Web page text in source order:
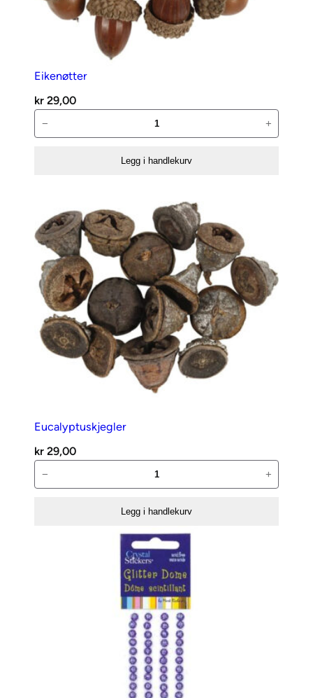
Eikenøtter
kr 29,00
antall
− +
Legg i handlekurv
Eucalyptuskjegler
kr 29,00
antall
− +
Legg i handlekurv